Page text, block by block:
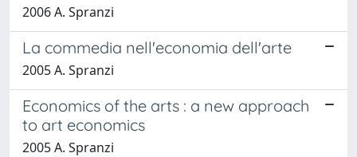
2006 A. Spranzi
La commedia nell'economia dell'arte
2005 A. Spranzi
Economics of the arts : a new approach
to art economics
2005 A. Spranzi